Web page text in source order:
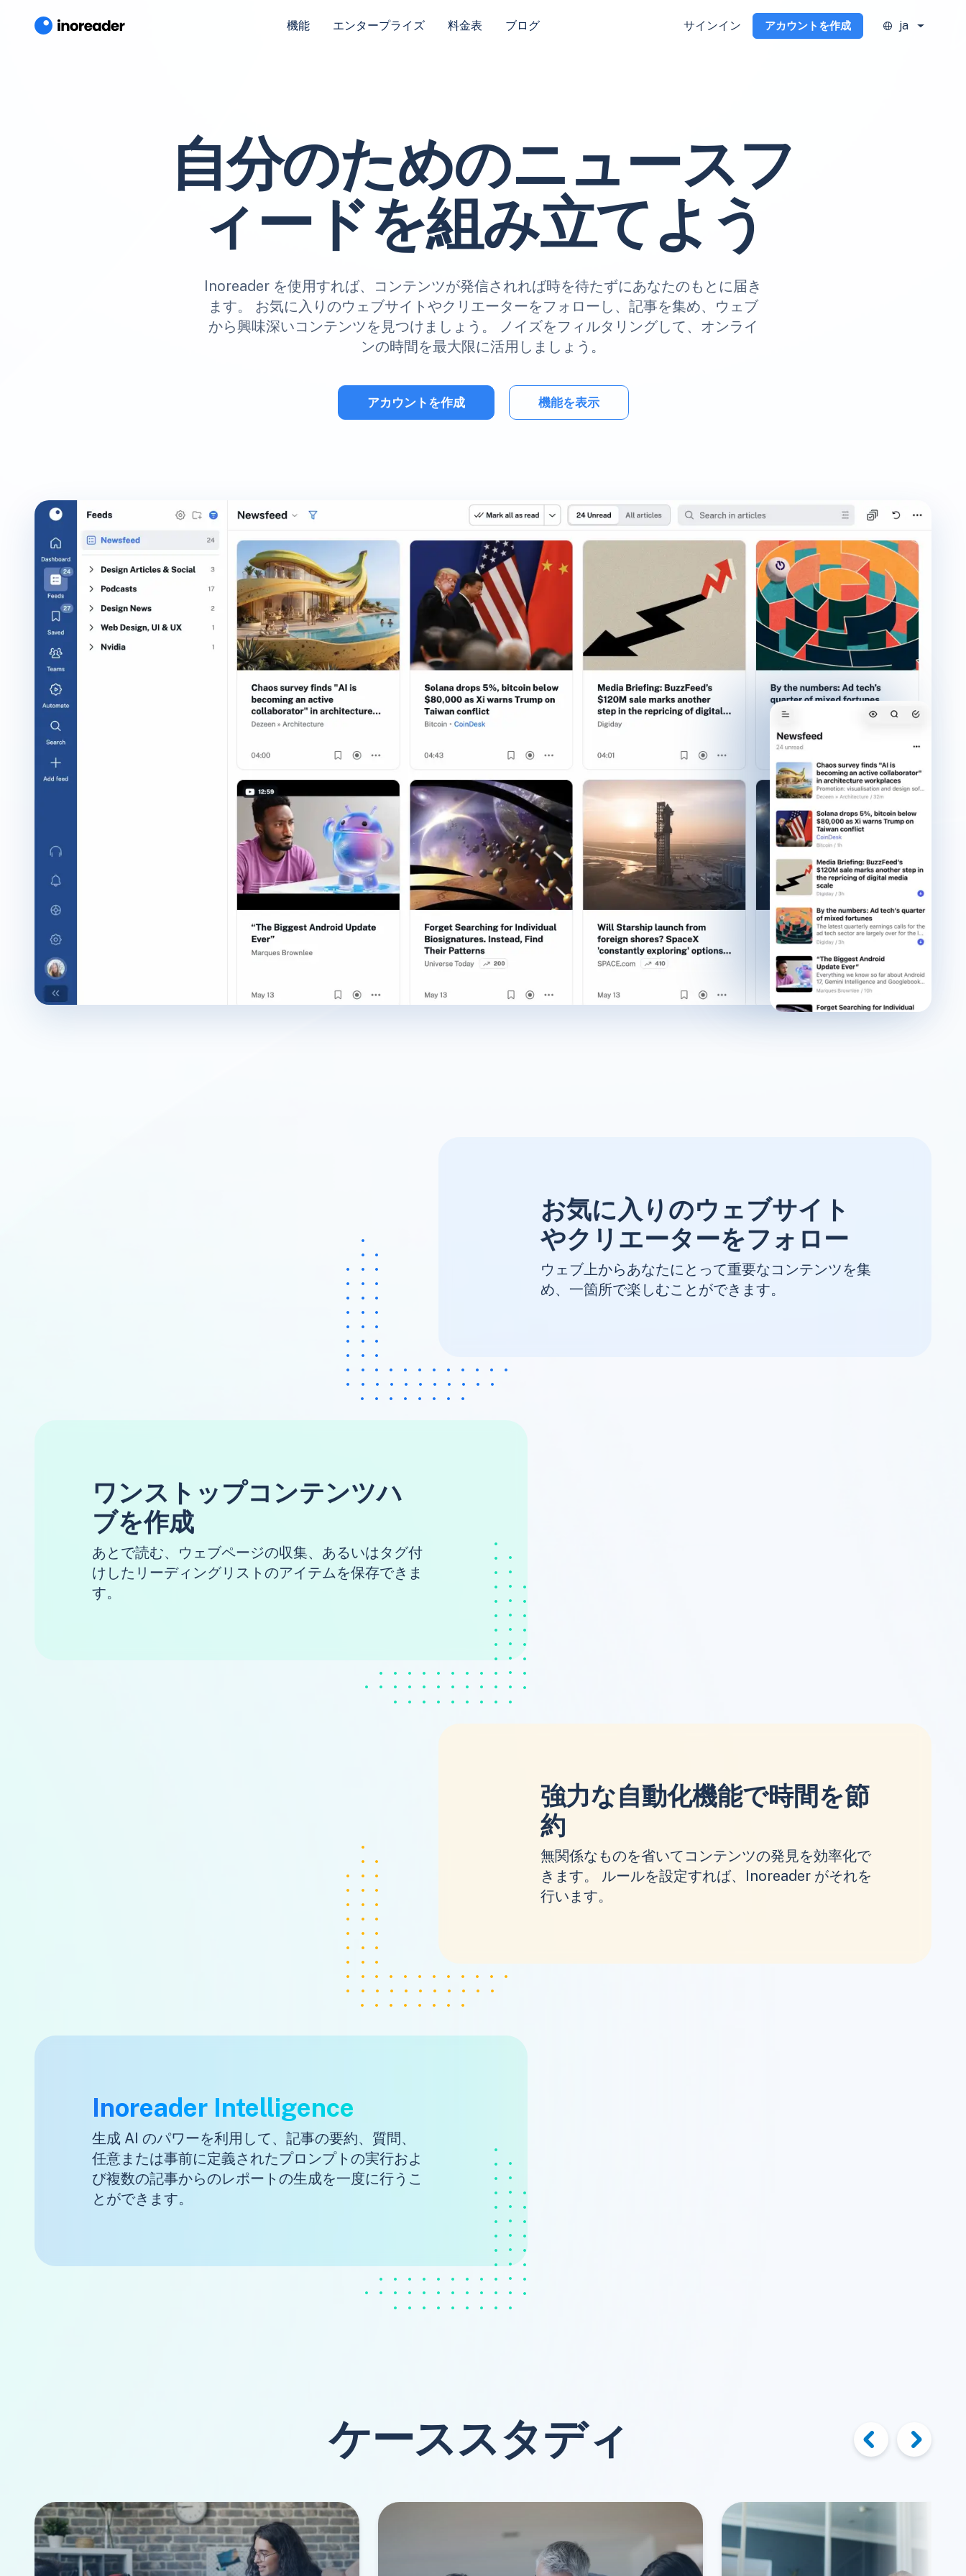
機能 エンタープライズ 料金表 ブログ サインイン アカウントを作成 ja
自分のためのニュースフ
ィードを組み立てよう
Inoreader を使用すれば、コンテンツが発信されれば時を待たずにあなたのもとに届き
ます。 お気に入りのウェブサイトやクリエーターをフォローし、記事を集め、ウェブ
から興味深いコンテンツを見つけましょう。 ノイズをフィルタリングして、オンライ
ンの時間を最大限に活用しましょう。
アカウントを作成 機能を表示
お気に入りのウェブサイト
やクリエーターをフォロー
ウェブ上からあなたにとって重要なコンテンツを集
め、一箇所で楽しむことができます。
ワンストップコンテンツハ
ブを作成
あとで読む、ウェブページの収集、あるいはタグ付
けしたリーディングリストのアイテムを保存できま
す。
強力な自動化機能で時間を節
約
無関係なものを省いてコンテンツの発見を効率化で
きます。 ルールを設定すれば、Inoreader がそれを
行います。
Inoreader Intelligence
生成 AI のパワーを利用して、記事の要約、質問、
任意または事前に定義されたプロンプトの実行およ
び複数の記事からのレポートの生成を一度に行うこ
とができます。
ケーススタディ